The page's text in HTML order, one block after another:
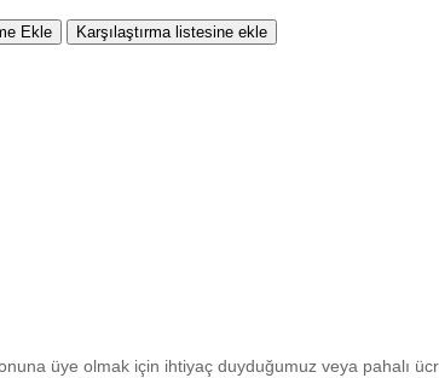
Ekle Karşılaştırma listesine ekle
üye olmak için ihtiyaç duyduğumuz veya pahalı